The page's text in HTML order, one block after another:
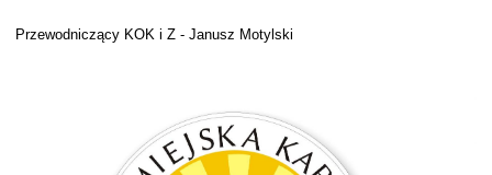
Przewodniczący KOK i Z - Janusz Motylski